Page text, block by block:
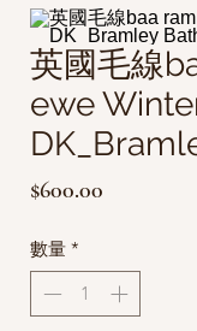
英國毛線
ewe
$600.00
數量 *